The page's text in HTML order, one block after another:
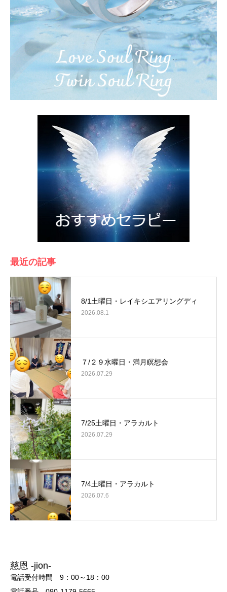
最近の記事
8/1土曜日・レイキシエアリングディ
2026.08.1
７/２９水曜日・満月瞑想会
2026.07.29
7/25土曜日・アラカルト
2026.07.29
7/4土曜日・アラカルト
2026.07.6
慈恩 -jion-
電話受付時間 9：00～18：00